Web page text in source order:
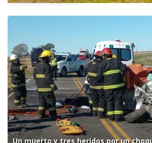
Un muerto y tres heridos por un